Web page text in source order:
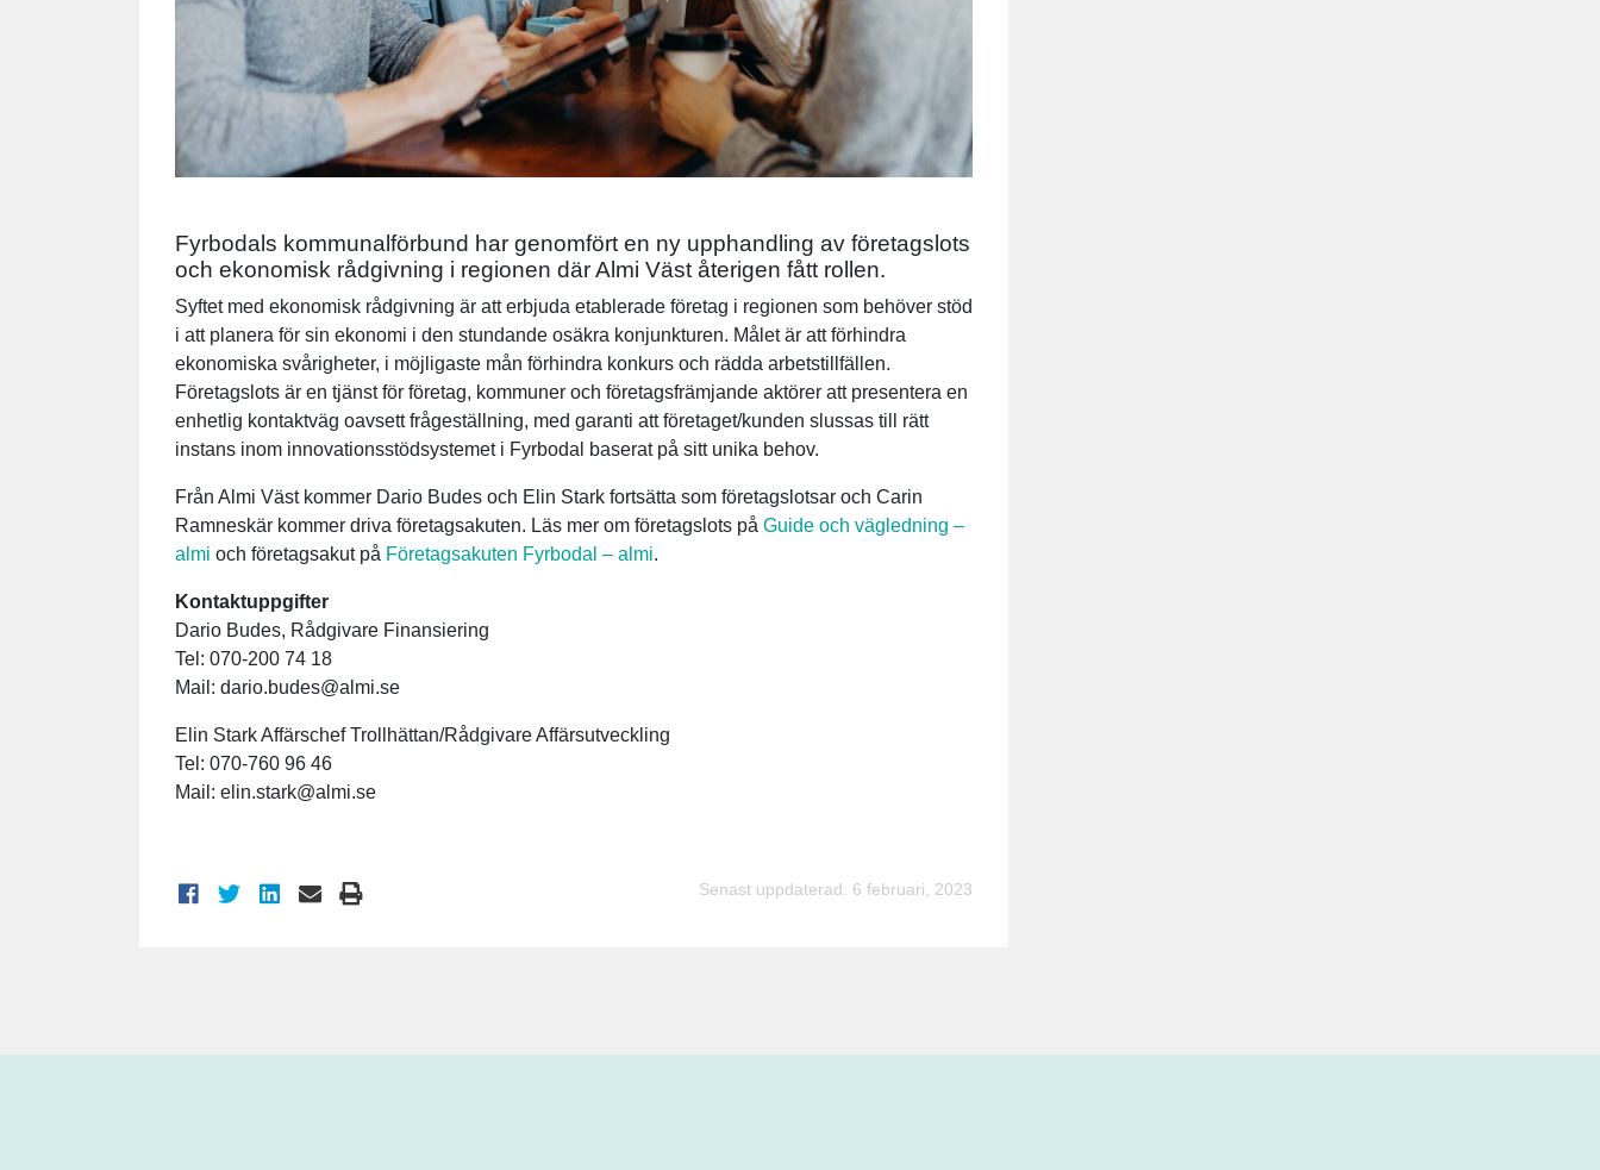
Fyrbodals kommunalförbund har genomfört en ny upphandling av företagslots
och ekonomisk rådgivning i regionen där Almi Väst återigen fått rollen.
Syftet med ekonomisk rådgivning är att erbjuda etablerade företag i regionen som behöver stöd
i att planera för sin ekonomi i den stundande osäkra konjunkturen. Målet är att förhindra
ekonomiska svårigheter, i möjligaste mån förhindra konkurs och rädda arbetstillfällen.
Företagslots är en tjänst för företag, kommuner och företagsfrämjande aktörer att presentera en
enhetlig kontaktväg oavsett frågeställning, med garanti att företaget/kunden slussas till rätt
instans inom innovationsstödsystemet i Fyrbodal baserat på sitt unika behov.
Från Almi Väst kommer Dario Budes och Elin Stark fortsätta som företagslotsar och Carin
Ramneskär kommer driva företagsakuten. Läs mer om företagslots på Guide och vägledning –
almi och företagsakut på Företagsakuten Fyrbodal – almi.
Kontaktuppgifter
Dario Budes, Rådgivare Finansiering
Tel: 070-200 74 18
Mail: dario.budes@almi.se
Elin Stark Affärschef Trollhättan/Rådgivare Affärsutveckling
Tel: 070-760 96 46
Mail: elin.stark@almi.se
Senast uppdaterad: 6 februari, 2023